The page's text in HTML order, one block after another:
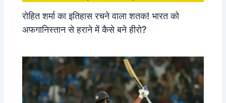
रोहित शर्मा का इतिहास रचने वाला शतक! भारत को
अफगानिस्तान से हराने में कैसे बने हीरो?